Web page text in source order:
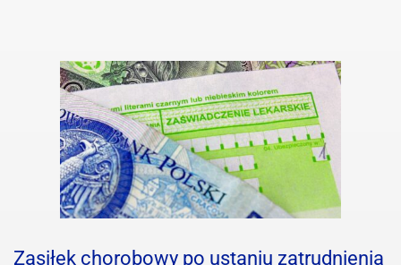
Zasiłek chorobowy po ustaniu zatrudnienia